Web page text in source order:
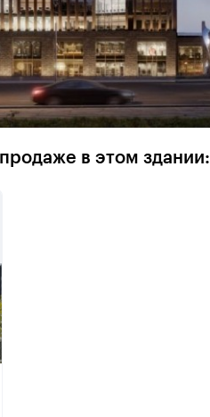
в этом здании: